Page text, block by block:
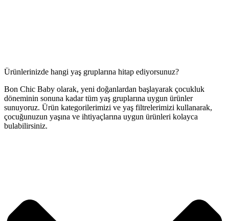
Ürünlerinizde hangi yaş gruplarına hitap ediyorsunuz?
Bon Chic Baby olarak, yeni doğanlardan başlayarak çocukluk
döneminin sonuna kadar tüm yaş gruplarına uygun ürünler
sunuyoruz. Ürün kategorilerimizi ve yaş filtrelerimizi kullanarak,
çocuğunuzun yaşına ve ihtiyaçlarına uygun ürünleri kolayca
bulabilirsiniz.